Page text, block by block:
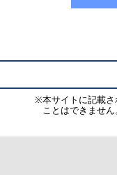
※本サイトに記載
ことはできません